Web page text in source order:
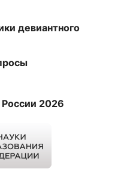
девиантного
России 2026